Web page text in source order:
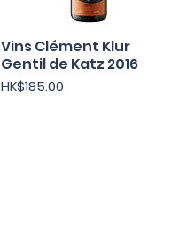
快速瀏覽
Vins Clément Klur
Gentil de Katz 2016
價格
HK$185.00